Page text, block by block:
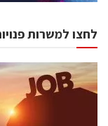
לחצו למשרות